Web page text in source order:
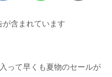
含まれています
って早くも夏物のセールが